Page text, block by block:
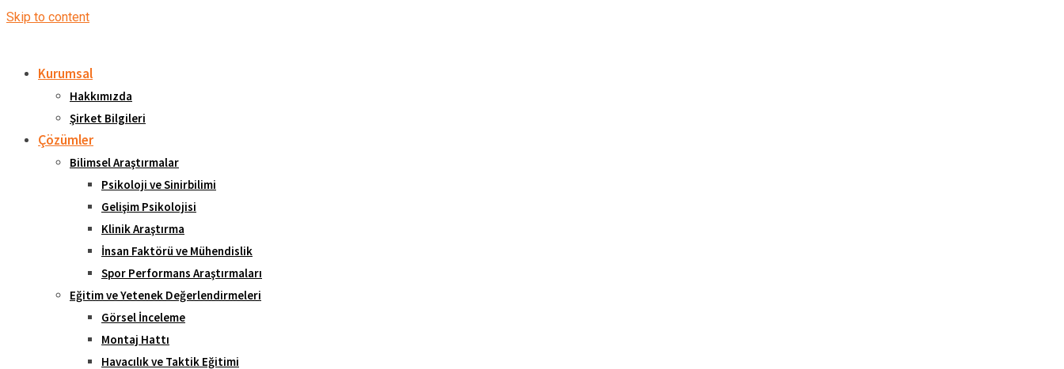
Skip to content
Kurumsal
Hakkımızda
Şirket Bilgileri
Çözümler
Bilimsel Araştırmalar
Psikoloji ve Sinirbilimi
Gelişim Psikolojisi
Klinik Araştırma
İnsan Faktörü ve Mühendislik
Spor Performans Araştırmaları
Eğitim ve Yetenek Değerlendirmeleri
Görsel İnceleme
Montaj Hattı
Havacılık ve Taktik Eğitimi